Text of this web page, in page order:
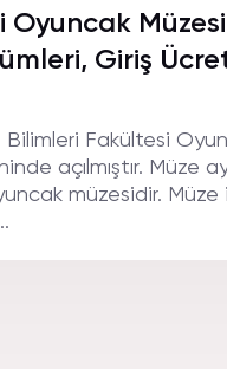
Müzesi |
Giriş
Fakültesi
açılmıştır. Müze
müzesidir.